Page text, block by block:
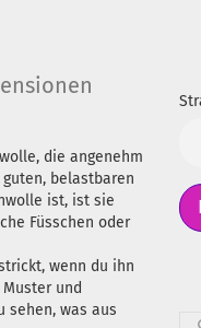
die angenehm
belastbaren
ist, ist sie
Füsschen oder
wenn du ihn
und
sehen, was aus